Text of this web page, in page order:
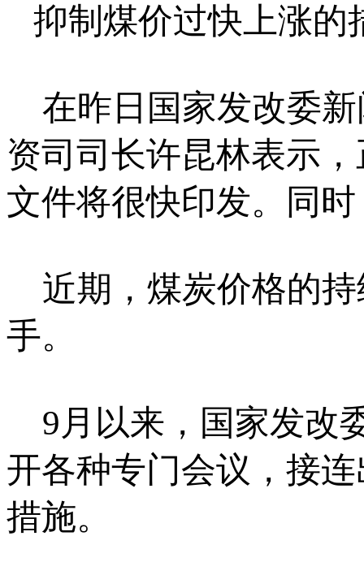
抑制煤价过快上涨的
在昨日国家发改委新
资司司长许昆林表示
文件将很快印发。同
近期，煤炭价格的持
手。
9月以来，国家发改
开各种专门会议，接
措施。